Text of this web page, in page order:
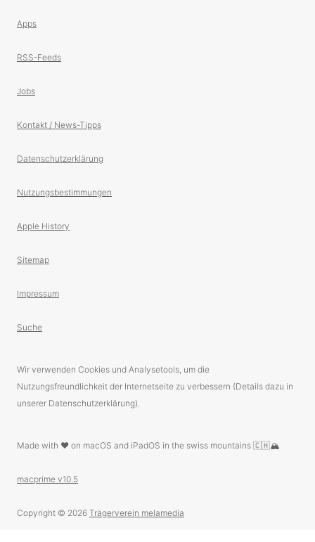
Apps
RSS-Feeds
Jobs
Kontakt / News-Tipps
Datenschutzerklärung
Nutzungsbestimmungen
Apple History
Sitemap
Impressum
Suche
Wir verwenden Cookies und Analysetools, um die
Nutzungsfreundlichkeit der Internetseite zu verbessern (Details dazu in
unserer Datenschutzerklärung).
Made with ❤️ on macOS and iPadOS in the swiss mountains 🇨🇭🏔
macprime v10.5
Copyright © 2026 Trägerverein melamedia